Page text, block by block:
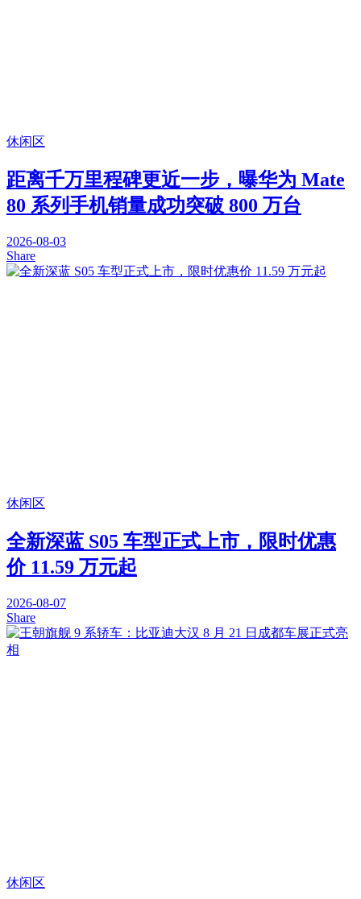
休闲区
距离千万里程碑更近一步，曝华为 Mate
80 系列手机销量成功突破 800 万台
2026-08-03
Share
休闲区
全新深蓝 S05 车型正式上市，限时优惠
价 11.59 万元起
2026-08-07
Share
休闲区